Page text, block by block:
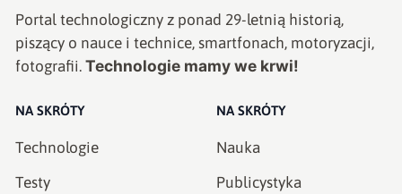
Portal technologiczny z ponad 29-letnią historią,
piszący o nauce i technice, smartfonach, motoryzacji,
fotografii. Technologie mamy we krwi!
NA SKRÓTY
Technologie
Testy
NA SKRÓTY
Nauka
Publicystyka